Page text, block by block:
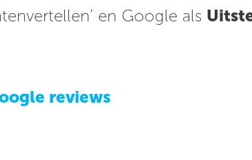
en Google als
reviews